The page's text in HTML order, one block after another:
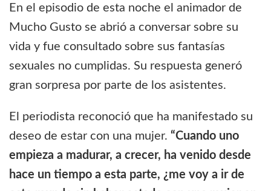
En el episodio de esta noche el animador de
Mucho Gusto se abrió a conversar sobre su
vida y fue consultado sobre sus fantasías
sexuales no cumplidas. Su respuesta generó
gran sorpresa por parte de los asistentes.
El periodista reconoció que ha manifestado su
deseo de estar con una mujer. “Cuando uno
empieza a madurar, a crecer, ha venido desde
hace un tiempo a esta parte, ¿me voy a ir de